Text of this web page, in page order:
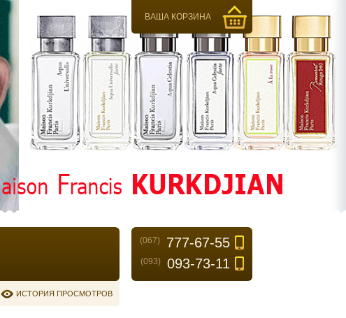
ВАША КОРЗИНА
(067) 777-67-55
(093) 093-73-11
ИСТОРИЯ ПРОСМОТРОВ